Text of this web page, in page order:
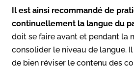
Il est ainsi recommandé de
continuellement la langue du
doit se faire avant et pendant la
consolider le niveau de langue.
de bien réviser le contenu des